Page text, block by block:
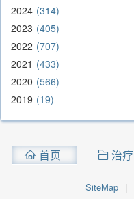
2024 314
2023 405
2022 707
2021
433
2020 566
2019 19
首页 治疗
SiteMap |